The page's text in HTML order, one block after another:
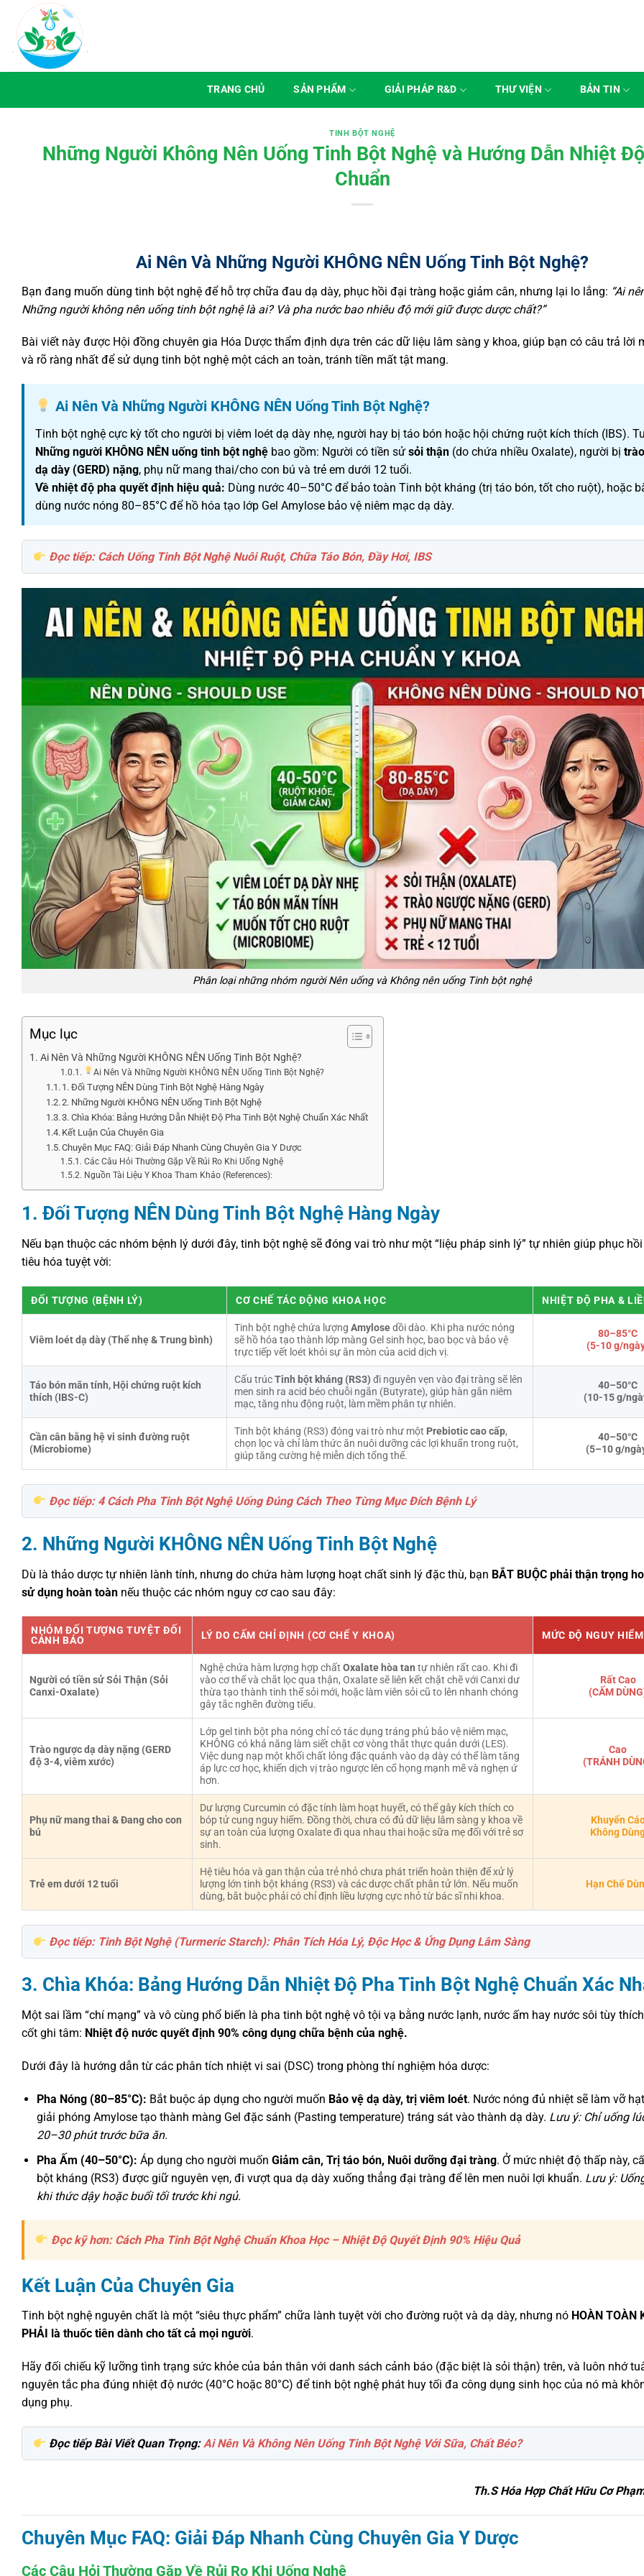
Chuyển
đến
dung
TRANG CHỦ SẢN PHẨM GIẢI PHÁP R&D THƯ VIỆN BẢN TIN
TINH BỘT NGHỆ
Những Người Không Nên Uống Tinh Bột Nghệ và Hướng Dẫn Nhiệt
Chuẩn
Ai Nên Và Những Người KHÔNG NÊN Uống Tinh Bột Nghệ?
Bạn đang muốn dùng tinh bột nghệ để hỗ trợ chữa đau dạ dày, phục hồi đại tràng hoặc giảm cân, nhưng lại lo lắng: “Ai
Những người không nên uống tinh bột nghệ là ai? Và pha nước bao nhiêu độ mới giữ được dược chất?”
Bài viết này được Hội đồng chuyên gia Hóa Dược thẩm định dựa trên các dữ liệu lâm sàng y khoa, giúp bạn có câu trả lời
và rõ ràng nhất để sử dụng tinh bột nghệ một cách an toàn, tránh tiền mất tật mang.
Ai Nên Và Những Người KHÔNG NÊN Uống Tinh Bột Nghệ?
Tinh bột nghệ cực kỳ tốt cho người bị viêm loét dạ dày nhẹ, người hay bị táo bón hoặc hội chứng ruột kích thích (IBS).
Những người KHÔNG NÊN uống tinh bột nghệ bao gồm: Người có tiền sử sỏi thận (do chứa nhiều Oxalate), người bị
dạ dày (GERD) nặng, phụ nữ mang thai/cho con bú và trẻ em dưới 12 tuổi.
Về nhiệt độ pha quyết định hiệu quả: Dùng nước 40–50°C để bảo toàn Tinh bột kháng (trị táo bón, tốt cho ruột), hoặc
dùng nước nóng 80–85°C để hồ hóa tạo lớp Gel Amylose bảo vệ niêm mạc dạ dày.
Đọc tiếp: Cách Uống Tinh Bột Nghệ Nuôi Ruột, Chữa Táo Bón, Đầy Hơi, IBS
Phân loại những nhóm người Nên uống và Không nên uống Tinh bột nghệ
Mục lục
Ai Nên Và Những Người KHÔNG NÊN Uống Tinh Bột Nghệ?
Ai Nên Và Những Người KHÔNG NÊN Uống Tinh Bột Nghệ?
1. Đối Tượng NÊN Dùng Tinh Bột Nghệ Hàng Ngày
2. Những Người KHÔNG NÊN Uống Tinh Bột Nghệ
3. Chìa Khóa: Bảng Hướng Dẫn Nhiệt Độ Pha Tinh Bột Nghệ Chuẩn Xác Nhất
Kết Luận Của Chuyên Gia
Chuyên Mục FAQ: Giải Đáp Nhanh Cùng Chuyên Gia Y Dược
Các Câu Hỏi Thường Gặp Về Rủi Ro Khi Uống Nghệ
Nguồn Tài Liệu Y Khoa Tham Khảo (References):
1. Đối Tượng NÊN Dùng Tinh Bột Nghệ Hàng Ngày
Nếu bạn thuộc các nhóm bệnh lý dưới đây, tinh bột nghệ sẽ đóng vai trò như một “liệu pháp sinh lý” tự nhiên giúp phục
tiêu hóa tuyệt vời:
ĐỐI TƯỢNG (BỆNH LÝ) CƠ CHẾ TÁC ĐỘNG KHOA HỌC NHIỆT ĐỘ PHA &
Viêm loét dạ dày (Thể nhẹ & Trung bình)
Tinh bột nghệ chứa lượng Amylosedồi dào. Khi pha nước nóng
sẽ hồ hóa tạo thành lớp màng Gel sinh học, bao bọc và bảo vệ
trực tiếp vết loét khỏi sự ăn mòn của acid dịch vị.
80–85°C
(5-10 g/
Táo bón mãn tính, Hội chứng ruột kích
thích (IBS-C)
Cấu trúcTinh bột kháng (RS3) đi nguyên vẹn vào đại tràng sẽ lên
men sinh ra acid béo chuỗi ngắn (Butyrate), giúp hàn gắn niêm
mạc, tăng nhu động ruột, làm mềm phân tự nhiên.
40–50°C
(10-15 g/
Cần cân bằng hệ vi sinh đường ruột
(Microbiome)
Tinh bột kháng (RS3) đóng vai trò như một Prebiotic cao cấp,
chọn lọc và chỉ làm thức ăn nuôi dưỡng các lợi khuẩn trong ruột,
giúp tăng cường hệ miễn dịch tổng thể.
40–50°C
(5–10 g/
Đọc tiếp: 4 Cách Pha Tinh Bột Nghệ Uống Đúng Cách Theo Từng Mục Đích Bệnh Lý
2. Những Người KHÔNG NÊN Uống Tinh Bột Nghệ
Dù là thảo dược tự nhiên lành tính, nhưng do chứa hàm lượng hoạt chất sinh lý đặc thù, bạn BẮT BUỘC phải thận trọng
sử dụng hoàn toàn nếu thuộc các nhóm nguy cơ cao sau đây:
NHÓM ĐỐI TƯỢNG TUYỆT ĐỐI
CẢNH BÁO
LÝ DO CẤM CHỈ ĐỊNH (CƠ CHẾ Y KHOA) MỨC ĐỘ NGUY HIỂM
Người có tiền sử Sỏi Thận (Sỏi
Canxi-Oxalate)
Nghệ chứa hàm lượng hợp chất Oxalate hòa tan tự nhiên rất cao. Khi đi
vào cơ thể và chắt lọc qua thận, Oxalate sẽ liên kết chặt chẽ với Canxi dư
thừa tạo thành tinh thể sỏi mới, hoặc làm viên sỏi cũ to lên nhanh chóng
gây tắc nghẽn đường tiểu.
Rất Cao
(CẤM
Trào ngược dạ dày nặng (GERD
độ 3-4, viêm xước)
Lớp gel tinh bột pha nóng chỉ có tác dụng tráng phủ bảo vệ niêm mạc,
KHÔNG có khả năng làm siết chặt cơ vòng thắt thực quản dưới (LES).
Việc dung nạp một khối chất lỏng đặc quánh vào dạ dày có thể làm tăng
áp lực cơ học, khiến dịch vị trào ngược lên cổ họng mạnh mẽ và nghẹn ứ
hơn.
Cao
(TRÁNH
Phụ nữ mang thai & Đang cho con
bú
Dư lượng Curcumin có đặc tính làm hoạt huyết, có thể gây kích thích co
bóp tử cung nguy hiểm. Đồng thời, chưa có đủ dữ liệu lâm sàng y khoa về
sự an toàn của lượng Oxalate đi qua nhau thai hoặc sữa mẹ đối với trẻ sơ
sinh.
Khuyến
Không
Trẻ em dưới 12 tuổi
Hệ tiêu hóa và gan thận của trẻ nhỏ chưa phát triển hoàn thiện để xử lý
lượng lớn tinh bột kháng (RS3) và các dược chất phân tử lớn. Nếu muốn
dùng, bắt buộc phải có chỉ định liều lượng cực nhỏ từ bác sĩ nhi khoa.
Hạn Chế
Đọc tiếp: Tinh Bột Nghệ (Turmeric Starch): Phân Tích Hóa Lý, Độc Học & Ứng Dụng Lâm Sàng
3. Chìa Khóa: Bảng Hướng Dẫn Nhiệt Độ Pha Tinh Bột Nghệ Chuẩn Xác
Một sai lầm “chí mạng” và vô cùng phổ biến là pha tinh bột nghệ vô tội vạ bằng nước lạnh, nước ấm hay nước sôi tùy
cốt ghi tâm: Nhiệt độ nước quyết định 90% công dụng chữa bệnh của nghệ.
Dưới đây là hướng dẫn từ các phân tích nhiệt vi sai (DSC) trong phòng thí nghiệm hóa dược:
Pha Nóng (80–85°C): Bắt buộc áp dụng cho người muốn Bảo vệ dạ dày, trị viêm loét. Nước nóng đủ nhiệt sẽ làm vỡ
giải phóng Amylose tạo thành màng Gel đặc sánh (Pasting temperature) tráng sát vào thành dạ dày. Lưu ý: Chỉ uống
20–30 phút trước bữa ăn.
Pha Ấm (40–50°C): Áp dụng cho người muốn Giảm cân, Trị táo bón, Nuôi dưỡng đại tràng. Ở mức nhiệt độ thấp này,
bột kháng (RS3) được giữ nguyên vẹn, đi vượt qua dạ dày xuống thẳng đại tràng để lên men nuôi lợi khuẩn. Lưu ý:
khi thức dậy hoặc buổi tối trước khi ngủ.
Đọc kỹ hơn: Cách Pha Tinh Bột Nghệ Chuẩn Khoa Học – Nhiệt Độ Quyết Định 90% Hiệu Quả
Kết Luận Của Chuyên Gia
Tinh bột nghệ nguyên chất là một “siêu thực phẩm” chữa lành tuyệt vời cho đường ruột và dạ dày, nhưng nó HOÀN TOÀN
PHẢI là thuốc tiên dành cho tất cả mọi người.
Hãy đối chiếu kỹ lưỡng tình trạng sức khỏe của bản thân với danh sách cảnh báo (đặc biệt là sỏi thận) trên, và luôn nhớ
nguyên tắc pha đúng nhiệt độ nước (40°C hoặc 80°C) để tinh bột nghệ phát huy tối đa công dụng sinh học của nó mà
dụng phụ.
Đọc tiếp Bài Viết Quan Trọng: Ai Nên Và Không Nên Uống Tinh Bột Nghệ Với Sữa, Chất Béo?
Th.S Hóa Hợp Chất Hữu Cơ
Chuyên Mục FAQ: Giải Đáp Nhanh Cùng Chuyên Gia Y Dược
Các Câu Hỏi Thường Gặp Về Rủi Ro Khi Uống Nghệ